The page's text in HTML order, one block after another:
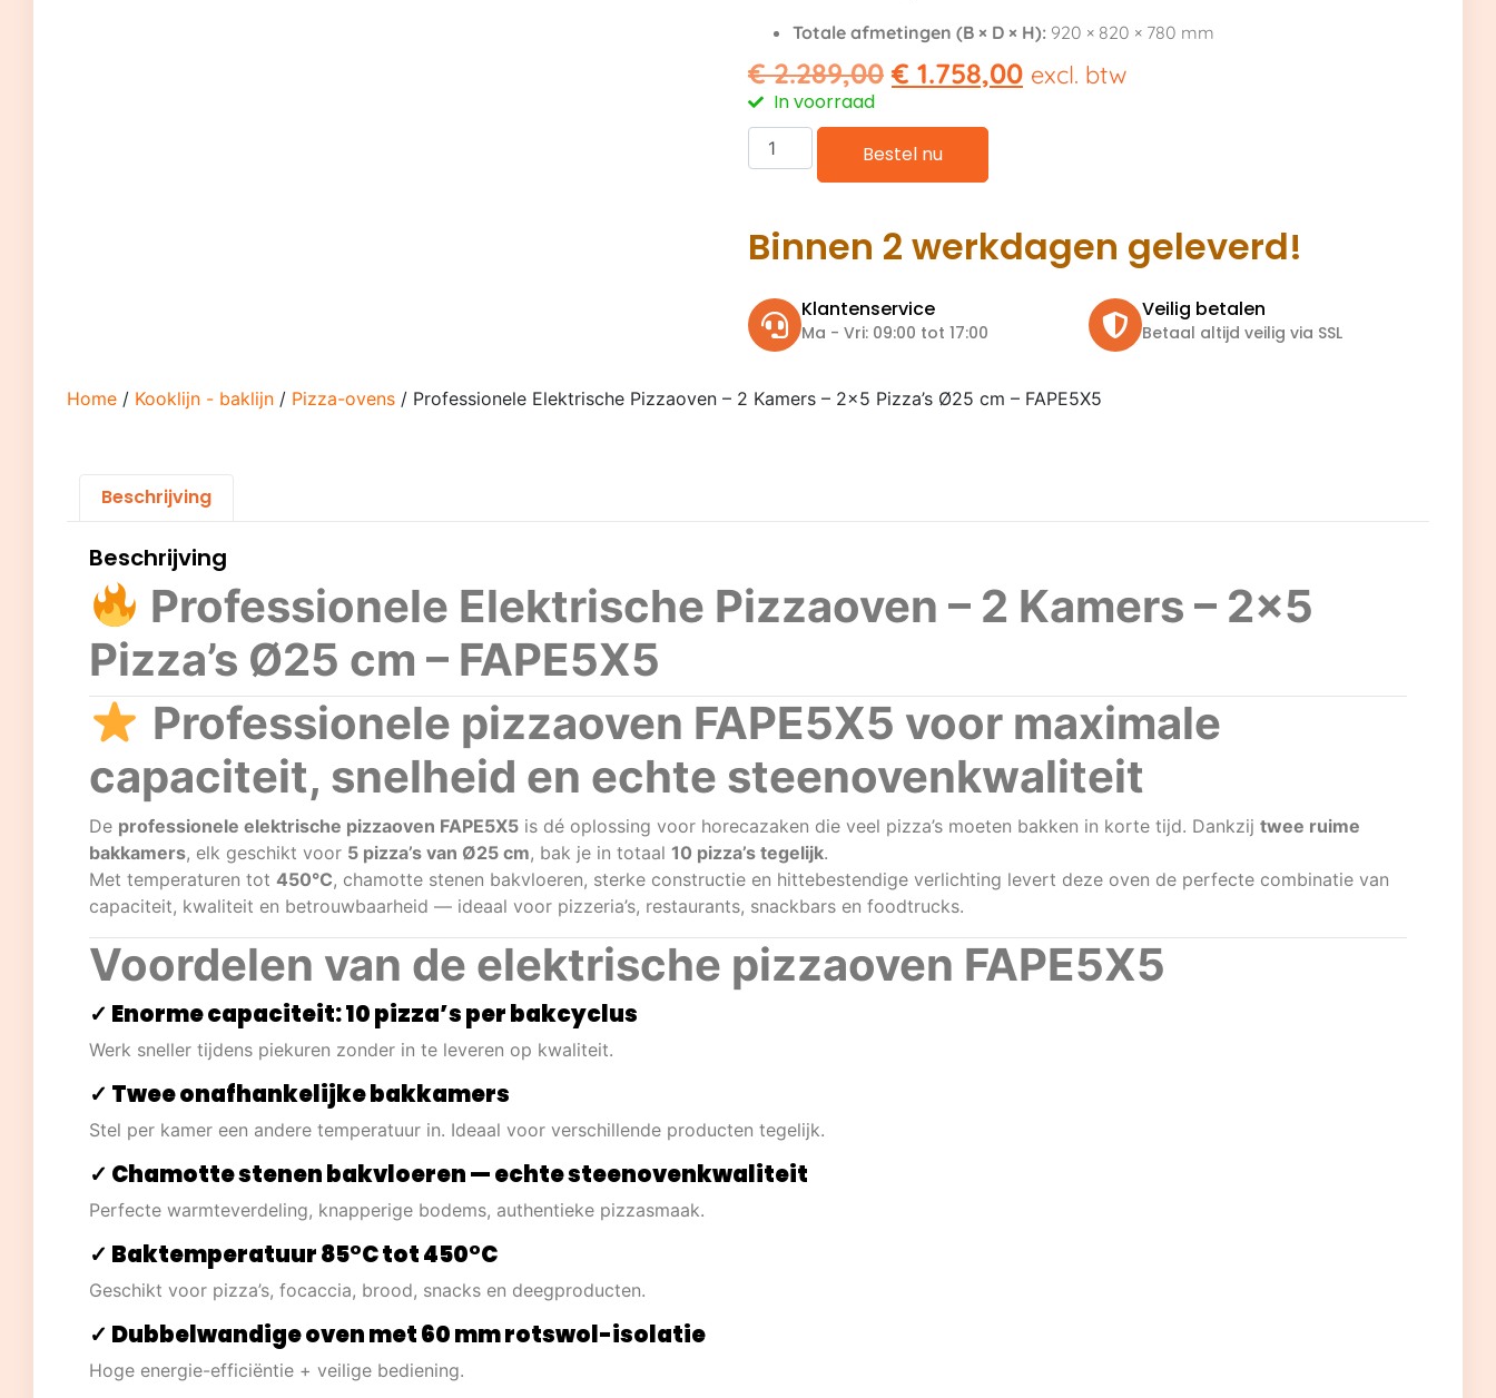
Totale afmetingen (B × D × H): 920 × 820 × 780 mm
€2.289,00 € 1.758,00 excl. btw
In voorraad
Bestel nu
Binnen 2 werkdagen geleverd!
Klantenservice
Ma - Vri: 09:00 tot 17:00
Veilig betalen
Betaal altijd veilig via SSL
Home / Kooklijn - baklijn / Pizza-ovens / Professionele Elektrische Pizzaoven – 2 Kamers – 2×5 Pizza’s Ø25 cm – FAPE5X5
Beschrijving
Beschrijving
Professionele Elektrische Pizzaoven – 2 Kamers – 2×5
Pizza’s Ø25 cm – FAPE5X5
Professionele pizzaoven FAPE5X5 voor maximale
capaciteit, snelheid en echte steenovenkwaliteit
De professionele elektrische pizzaoven FAPE5X5 is dé oplossing voor horecazaken die veel pizza’s moeten bakken in korte tijd. Dankzij twee ruime
bakkamers, elk geschikt voor 5 pizza’s van Ø25 cm, bak je in totaal 10 pizza’s tegelijk.
Met temperaturen tot 450°C, chamotte stenen bakvloeren, sterke constructie en hittebestendige verlichting levert deze oven de perfecte combinatie van
capaciteit, kwaliteit en betrouwbaarheid — ideaal voor pizzeria’s, restaurants, snackbars en foodtrucks.
Voordelen van de elektrische pizzaoven FAPE5X5
✓ Enorme capaciteit: 10 pizza’s per bakcyclus
Werk sneller tijdens piekuren zonder in te leveren op kwaliteit.
✓ Twee onafhankelijke bakkamers
Stel per kamer een andere temperatuur in. Ideaal voor verschillende producten tegelijk.
✓ Chamotte stenen bakvloeren — echte steenovenkwaliteit
Perfecte warmteverdeling, knapperige bodems, authentieke pizzasmaak.
✓ Baktemperatuur 85°C tot 450°C
Geschikt voor pizza’s, focaccia, brood, snacks en deegproducten.
✓ Dubbelwandige oven met 60 mm rotswol-isolatie
Hoge energie-efficiëntie + veilige bediening.